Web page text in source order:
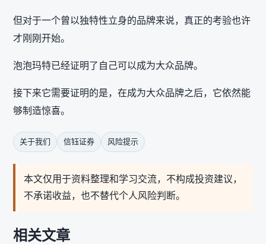
但对于一个曾以独特性立身的品牌来说，真正的考验也许
才刚刚开始。
泡泡玛特已经证明了自己可以成为大众品牌。
接下来它需要证明的是，在成为大众品牌之后，它依然能
够制造惊喜。
关于我们 信钰证券 风险提示
本文仅用于资料整理和学习交流，不构成投资建议，
不承诺收益，也不替代个人风险判断。
相关文章